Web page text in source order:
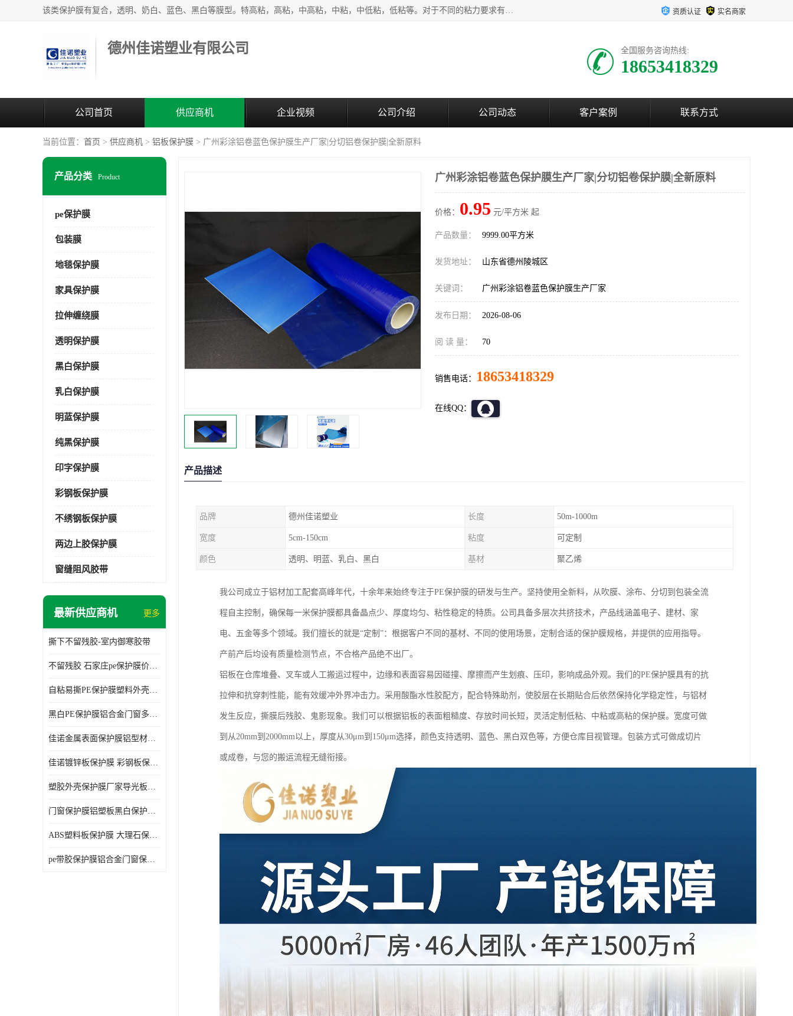
该类保护膜有复合，透明、奶白、蓝色、黑白等膜型。特高粘，高粘，中高粘，中粘，中低粘，低粘等。对于不同的粘力要求有相应的产品相适配。无胶渍残留污染。在较宽的收卷幅度下平整无皱纹，收卷长度大，利于机械化及自动化施工粘贴。为您的产品提供的表面保护解决方案。 产品广泛适用于：铝材、不锈钢、金属、塑料、电子、家电、家具、玻璃、化工材料、装饰材料等。 资质认证 实名商家
德州佳诺塑业有限公司 全国服务咨询热线:
18653418329
公司首页 供应商机 企业视频 公司介绍 公司动态 客户案例 联系方式
当前位置： 首页 > 供应商机 > 铝板保护膜 > 广州彩涂铝卷蓝色保护膜生产厂家|分切铝卷保护膜|全新原料
产品分类 Product
pe保护膜
包装膜
地毯保护膜
家具保护膜
拉伸缠绕膜
透明保护膜
黑白保护膜
乳白保护膜
明蓝保护膜
纯黑保护膜
印字保护膜
彩钢板保护膜
不绣钢板保护膜
两边上胶保护膜
窗缝阻风胶带
最新供应商机 更多
撕下不留残胶-室内御寒胶带
不留残胶 石家庄pe保护膜价格 塑料薄膜
自粘易撕PE保护膜塑料外壳导光板亚克力板膜操作方便
黑白PE保护膜铝合金门窗多种颜色支持定制生产
佳诺金属表面保护膜铝型材保护膜不留残胶铝合金窗框保护胶带
佳诺镀锌板保护膜 彩钢板保护pe保护膜
塑胶外壳保护膜厂家导光板保护膜 铝单板保护膜胶带易撕不留胶
门窗保护膜铝塑板黑白保护膜外墙保温板保护膜
ABS塑料板保护膜 大理石保护膜 缠鱼竿保护膜
pe带胶保护膜铝合金门窗保护不锈钢板保护膜大理石建筑材料保护
广州彩涂铝卷蓝色保护膜生产厂家|分切铝卷保护膜|全新原料
价格： 0.95 元/平方米 起
产品数量： 9999.00平方米
发货地址： 山东省德州陵城区
关键词： 广州彩涂铝卷蓝色保护膜生产厂家
发布日期： 2026-08-06
阅 读 量： 70
销售电话： 18653418329
在线QQ：
产品描述
品牌 德州佳诺塑业 长度 50m-1000m
宽度 5cm-150cm 粘度 可定制
颜色 透明、明蓝、乳白、黑白 基材 聚乙烯
我公司成立于铝材加工配套高峰年代，十余年来始终专注于PE保护膜的研发与生产。坚持使用全新料，从吹膜、涂布、分切到包装全流
程自主控制，确保每一米保护膜都具备晶点少、厚度均匀、粘性稳定的特质。公司具备多层次共挤技术，产品线涵盖电子、建材、家
电、五金等多个领域。我们擅长的就是“定制”：根据客户不同的基材、不同的使用场景，定制合适的保护膜规格，并提供的应用指导。
产前产后均设有质量检测节点，不合格产品绝不出厂。
铝板在仓库堆叠、叉车或人工搬运过程中，边缘和表面容易因碰撞、摩擦而产生划痕、压印，影响成品外观。我们的PE保护膜具有的抗
拉伸和抗穿刺性能，能有效缓冲外界冲击力。采用酸酯水性胶配方，配合特殊助剂，使胶层在长期贴合后依然保持化学稳定性，与铝材
发生反应，撕膜后残胶、鬼影现象。我们可以根据铝板的表面粗糙度、存放时间长短，灵活定制低粘、中粘或高粘的保护膜。宽度可做
到从20mm到2000mm以上，厚度从30μm到150μm选择，颜色支持透明、蓝色、黑白双色等，方便仓库目视管理。包装方式可做成切片
或成卷，与您的搬运流程无缝衔接。